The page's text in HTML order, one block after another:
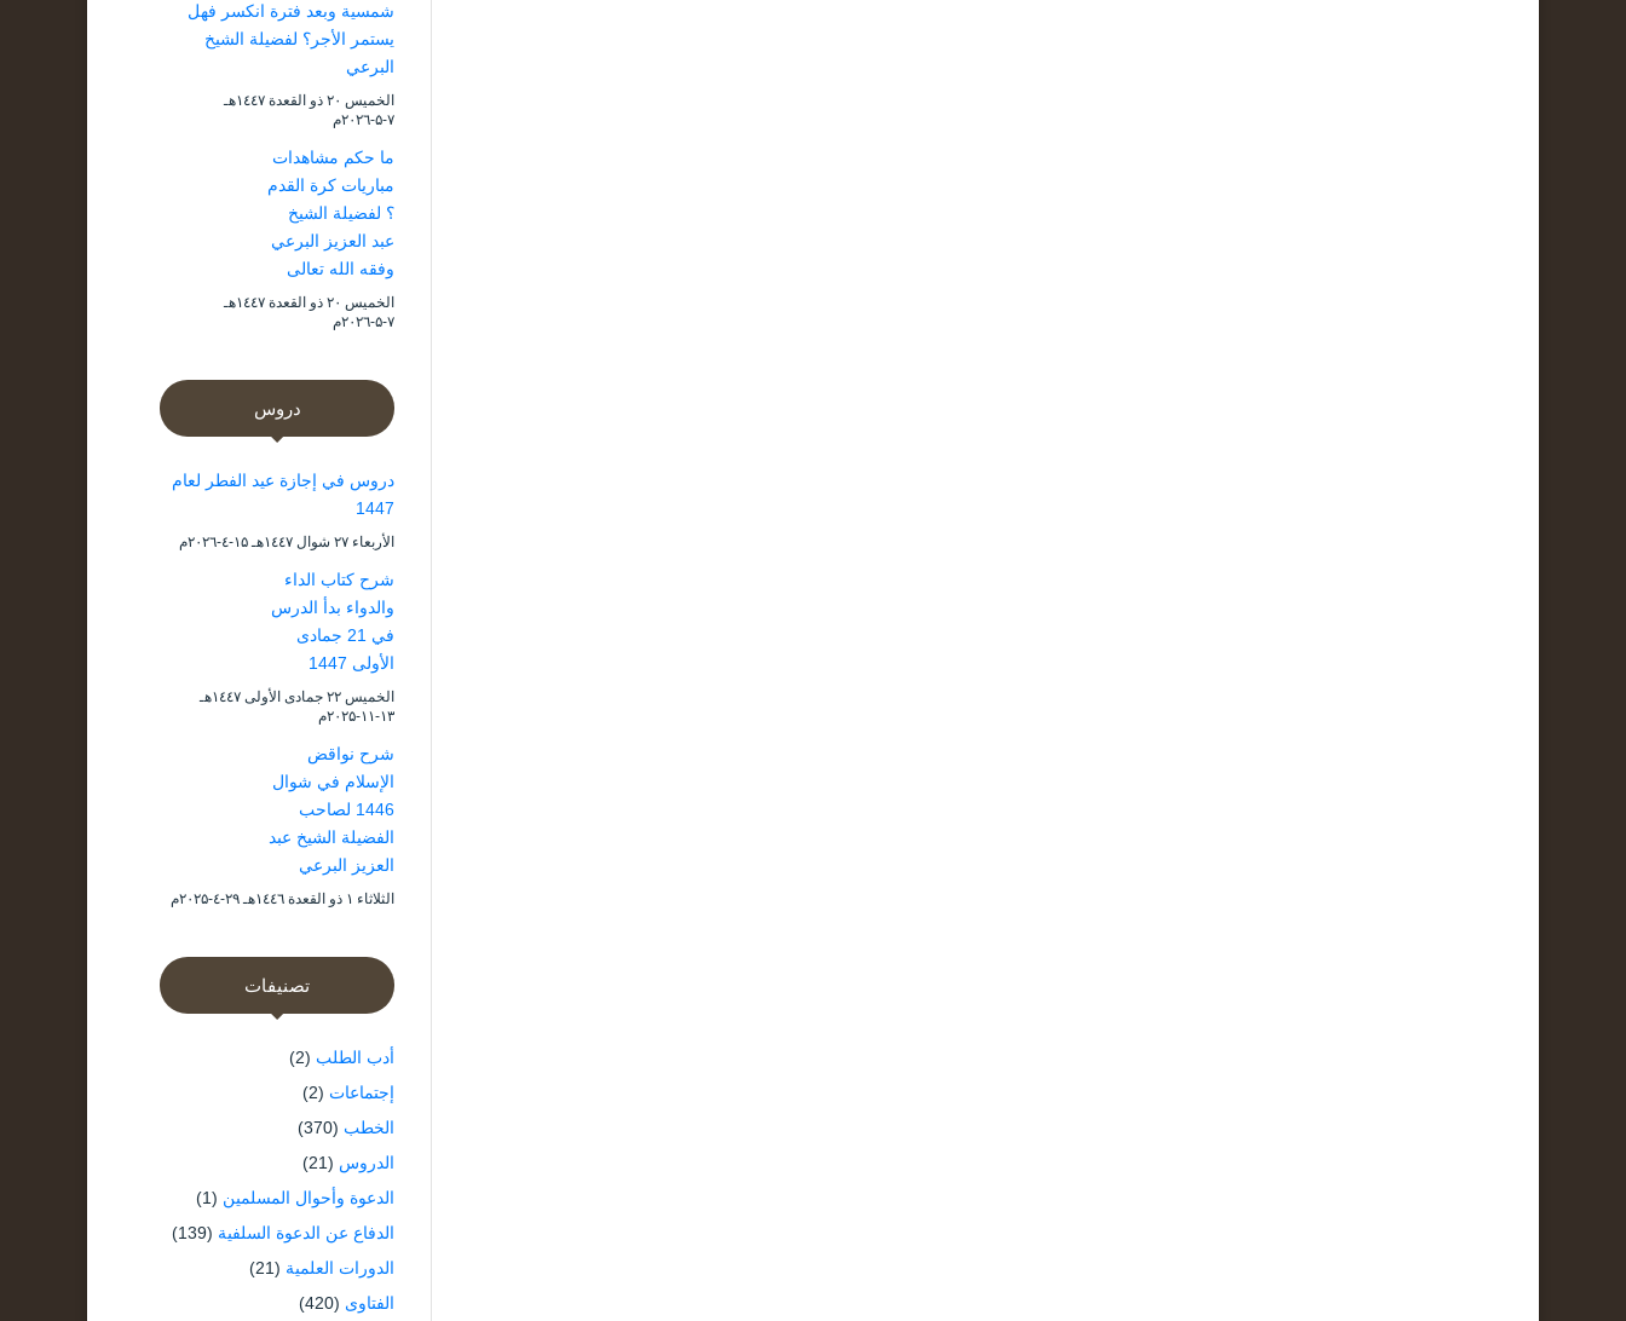
شمسية وبعد فترة انكسر فهل
يستمر الأجر؟ لفضيلة الشيخ
البرعي
الخميس ۲۰ ذو القعدة ۱٤٤۷هـ
۷-۵-۲۰۲٦م
ما حكم مشاهدات
مباريات كرة القدم
؟ لفضيلة الشيخ
عبد العزيز البرعي
وفقه الله تعالى
الخميس ۲۰ ذو القعدة ۱٤٤۷هـ
۷-۵-۲۰۲٦م
دروس
دروس في إجازة عيد الفطر لعام
1447
الأربعاء ۲۷ شوال ۱٤٤۷هـ ۱۵-٤-۲۰۲٦م
شرح كتاب الداء
والدواء بدأ الدرس
في 21 جمادى
الأولى 1447
الخميس ۲۲ جمادى الأولى ۱٤٤۷هـ
۱۳-۱۱-۲۰۲۵م
شرح نواقض
الإسلام في شوال
1446 لصاحب
الفضيلة الشيخ عبد
العزيز البرعي
الثلاثاء ۱ ذو القعدة ۱٤٤٦هـ ۲۹-٤-۲۰۲۵م
تصنيفات
أدب الطلب (2)
إجتماعات (2)
الخطب (370)
الدروس (21)
الدعوة وأحوال المسلمين (1)
الدفاع عن الدعوة السلفية (139)
الدورات العلمية (21)
الفتاوى (420)